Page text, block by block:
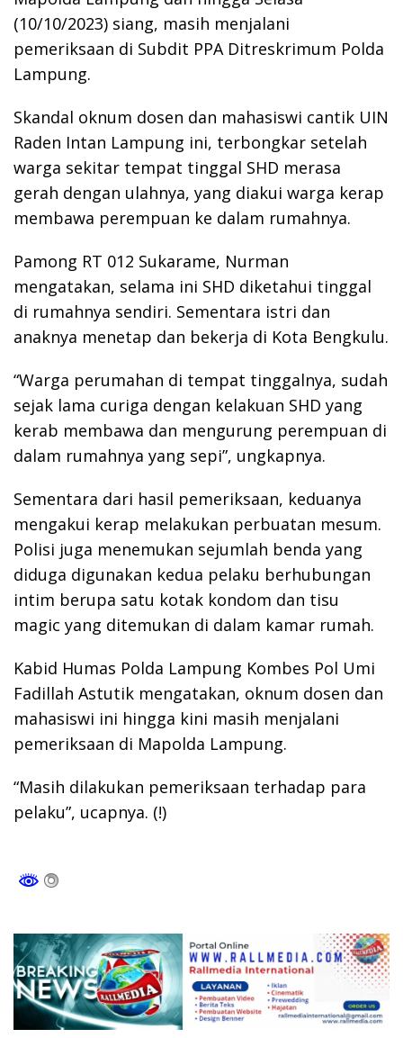
(10/10/2023) siang, masih menjalani
pemeriksaan di Subdit PPA Ditreskrimum Polda
Lampung.
Skandal oknum dosen dan mahasiswi cantik UIN
Raden Intan Lampung ini, terbongkar setelah
warga sekitar tempat tinggal SHD merasa
gerah dengan ulahnya, yang diakui warga kerap
membawa perempuan ke dalam rumahnya.
Pamong RT 012 Sukarame, Nurman
mengatakan, selama ini SHD diketahui tinggal
di rumahnya sendiri. Sementara istri dan
anaknya menetap dan bekerja di Kota Bengkulu.
“Warga perumahan di tempat tinggalnya, sudah
sejak lama curiga dengan kelakuan SHD yang
kerab membawa dan mengurung perempuan di
dalam rumahnya yang sepi”, ungkapnya.
Sementara dari hasil pemeriksaan, keduanya
mengakui kerap melakukan perbuatan mesum.
Polisi juga menemukan sejumlah benda yang
diduga digunakan kedua pelaku berhubungan
intim berupa satu kotak kondom dan tisu
magic yang ditemukan di dalam kamar rumah.
Kabid Humas Polda Lampung Kombes Pol Umi
Fadillah Astutik mengatakan, oknum dosen dan
mahasiswi ini hingga kini masih menjalani
pemeriksaan di Mapolda Lampung.
“Masih dilakukan pemeriksaan terhadap para
pelaku”, ucapnya. (!)